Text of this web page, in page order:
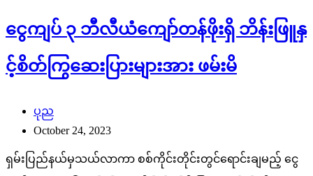
ငွေကျပ် ၃ ဘီလီယံကျော်တန်ဖိုးရှိ ဘိန်းဖြူနှ
င့်စိတ်ကြွဆေးပြားများအား ဖမ်းမိ
ပုည
October 24, 2023
ရှမ်းပြည်နယ်မှသယ်လာကာ စစ်ကိုင်းတိုင်းတွင်ရောင်းချမည့် ငွေ